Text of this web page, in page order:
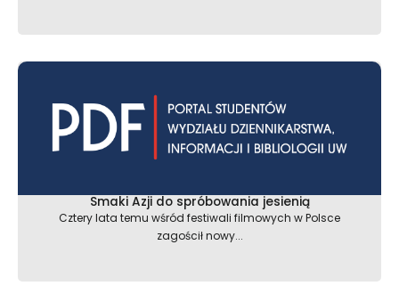
Smaki Azji do spróbowania jesienią
Cztery lata temu wśród festiwali filmowych w Polsce
zagościł nowy...